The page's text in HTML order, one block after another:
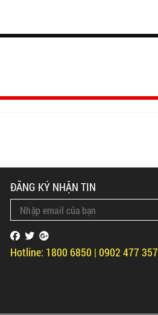
ĐĂNG KÝ NHẬN TIN
Hotline: 1800 6850 | 0902 477 357